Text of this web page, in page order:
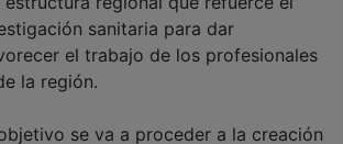
sanitaria para dar
el trabajo de los profesionales
la región.